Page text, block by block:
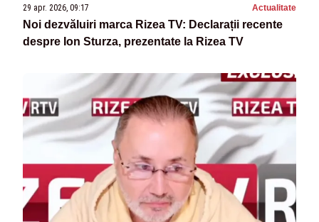
29 apr. 2026, 09:17 Actualitate
Noi dezvăluiri marca Rizea TV: Declarații recente
despre Ion Sturza, prezentate la Rizea TV